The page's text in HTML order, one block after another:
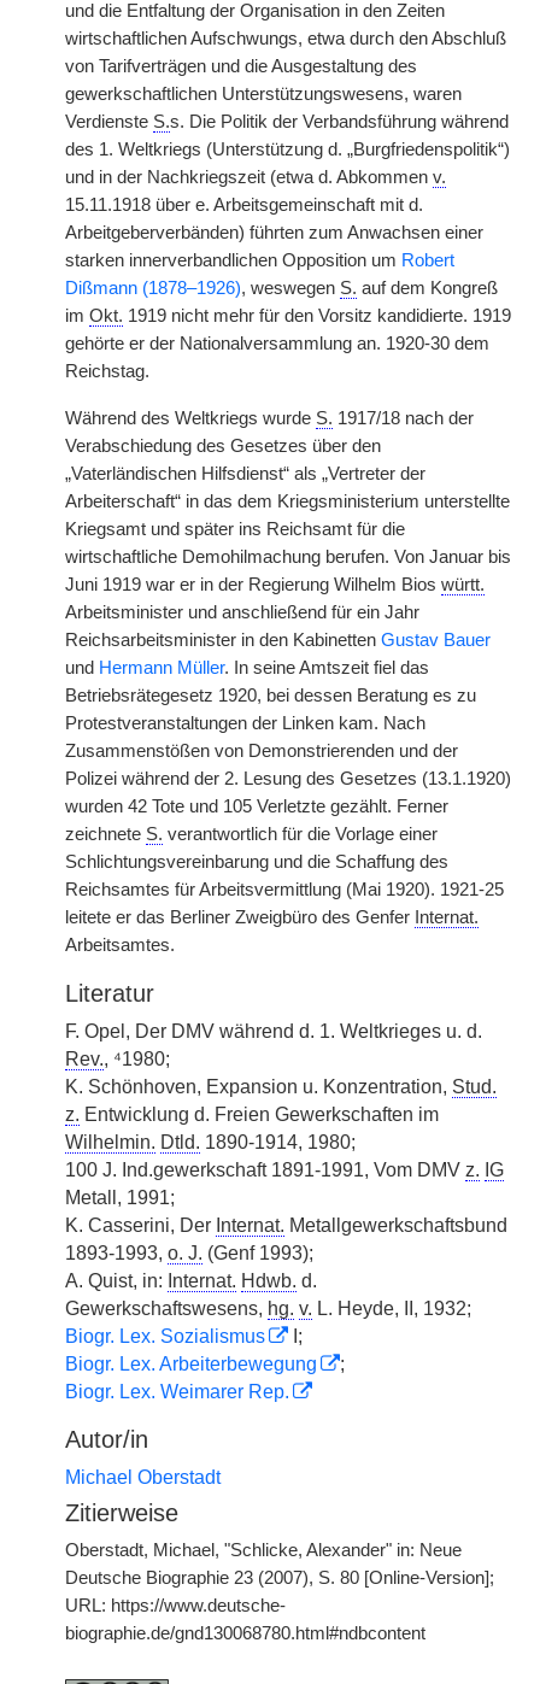
und die Entfaltung der Organisation in den Zeiten
wirtschaftlichen Aufschwungs, etwa durch den Abschluß
von Tarifverträgen und die Ausgestaltung des
gewerkschaftlichen Unterstützungswesens, waren
Verdienste S.s. Die Politik der Verbandsführung während
des 1. Weltkriegs (Unterstützung d. „Burgfriedenspolitik“)
und in der Nachkriegszeit (etwa d. Abkommen v.
15.11.1918 über e. Arbeitsgemeinschaft mit d.
Arbeitgeberverbänden) führten zum Anwachsen einer
starken innerverbandlichen Opposition um Robert
Dißmann (1878–1926), weswegen S. auf dem Kongreß
im Okt. 1919 nicht mehr für den Vorsitz kandidierte. 1919
gehörte er der Nationalversammlung an. 1920-30 dem
Reichstag.
Während des Weltkriegs wurde S. 1917/18 nach der
Verabschiedung des Gesetzes über den
„Vaterländischen Hilfsdienst“ als „Vertreter der
Arbeiterschaft“ in das dem Kriegsministerium unterstellte
Kriegsamt und später ins Reichsamt für die
wirtschaftliche Demohilmachung berufen. Von Januar bis
Juni 1919 war er in der Regierung Wilhelm Bios württ.
Arbeitsminister und anschließend für ein Jahr
Reichsarbeitsminister in den Kabinetten Gustav Bauer
und Hermann Müller. In seine Amtszeit fiel das
Betriebsrätegesetz 1920, bei dessen Beratung es zu
Protestveranstaltungen der Linken kam. Nach
Zusammenstößen von Demonstrierenden und der
Polizei während der 2. Lesung des Gesetzes (13.1.1920)
wurden 42 Tote und 105 Verletzte gezählt. Ferner
zeichnete S. verantwortlich für die Vorlage einer
Schlichtungsvereinbarung und die Schaffung des
Reichsamtes für Arbeitsvermittlung (Mai 1920). 1921-25
leitete er das Berliner Zweigbüro des Genfer Internat.
Arbeitsamtes.
Literatur
F. Opel, Der DMV während d. 1. Weltkrieges u. d.
Rev., ⁴1980;
K. Schönhoven, Expansion u. Konzentration, Stud.
z. Entwicklung d. Freien Gewerkschaften im
Wilhelmin. Dtld. 1890-1914, 1980;
100 J. Ind.gewerkschaft 1891-1991, Vom DMV z. IG
Metall, 1991;
K. Casserini, Der Internat. Metallgewerkschaftsbund
1893-1993, o. J. (Genf 1993);
A. Quist, in: Internat. Hdwb. d.
Gewerkschaftswesens, hg. v. L. Heyde, II, 1932;
Biogr. Lex. Sozialismus
I;
Biogr. Lex. Arbeiterbewegung
;
Biogr. Lex. Weimarer Rep.
Autor/in
Michael Oberstadt
Zitierweise
Oberstadt, Michael, "Schlicke, Alexander" in: Neue
Deutsche Biographie 23 (2007), S. 80 [Online-Version];
URL: https://www.deutsche-
biographie.de/gnd130068780.html#ndbcontent